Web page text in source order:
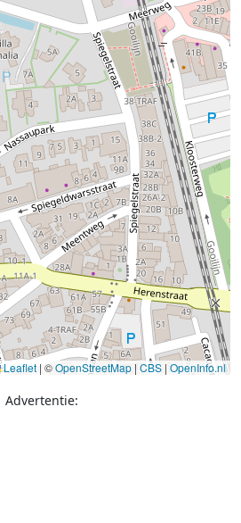
Leaflet | ©OpenStreetMap |CBS | OpenInfo.nl
Advertentie: